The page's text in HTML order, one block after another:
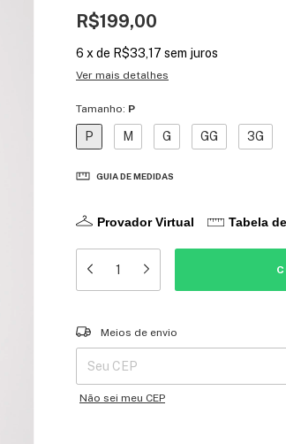
R$199,00
6 x de R$33,17 sem juros
Ver mais detalhes
Tamanho: P
P M G GG 3G
GUIA DE MEDIDAS
Provador Virtual Tabela
Entregas para o CEP:
Meios de envio
Não sei meu CEP